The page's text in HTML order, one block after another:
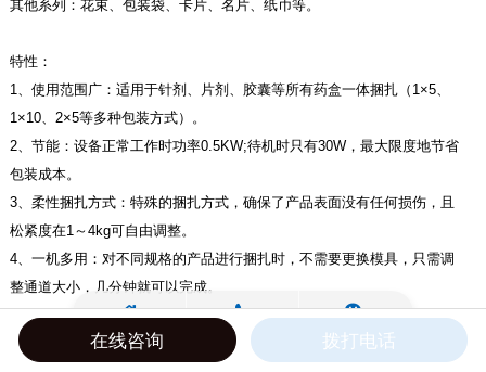
其他系列：花束、包装袋、卡片、名片、纸币等。
特性：
1、使用范围广：适用于针剂、片剂、胶囊等所有药盒一体捆扎（1×5、
1×10、2×5等多种包装方式）。
2、节能：设备正常工作时功率0.5KW;待机时只有30W，最大限度地节省
包装成本。
3、柔性捆扎方式：特殊的捆扎方式，确保了产品表面没有任何损伤，且
松紧度在1～4kg可自由调整。
4、一机多用：对不同规格的产品进行捆扎时，不需要更换模具，只需调
整通道大小，几分钟就可以完成。
注：以上机型PLC、人机操作界面可进行选装（西门子、施耐德）。
标配电气元件为国产亚德客，客户可选装SMC电器元件，根据不同机型售
在线咨询 拨打电话